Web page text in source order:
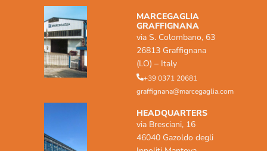
MARCEGAGLIA
GRAFFIGNANA
via S. Colombano, 63
26813 Graffignana
(LO) – Italy
+39 0371 20681
graffignana@marcegaglia.com
HEADQUARTERS
via Bresciani, 16
46040 Gazoldo degli